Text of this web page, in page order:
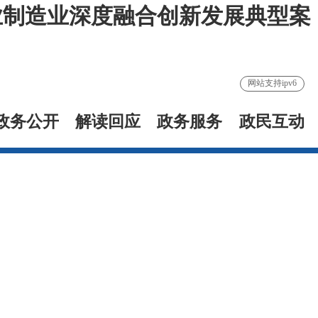
造业深度融合创新发展典型案
网站支持ipv6
务公开 解读回应 政务服务 政民互动